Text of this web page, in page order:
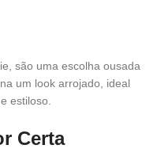
são uma escolha ousada
um look arrojado, ideal
estiloso.
Certa